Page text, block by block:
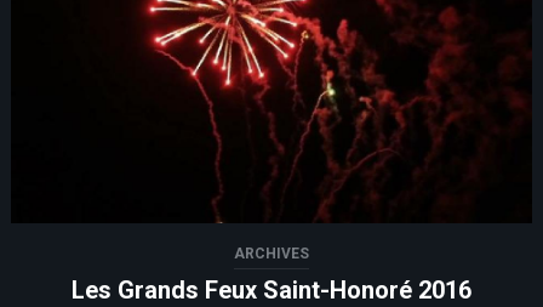
ARCHIVES
Les Grands Feux Saint-Honoré 2016